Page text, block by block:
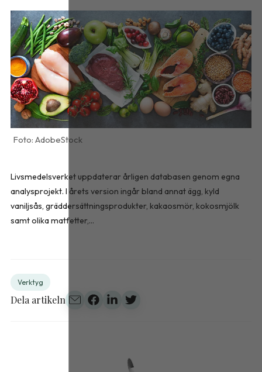
AdobeStock
Livsmedelsverket uppdaterar årligen databasen genom egna
analysprojekt. I årets version ingår bland annat ägg, kyld
vaniljsås, gräddersättningsprodukter, kakaosmör, kokosmjölk
samt olika matfetter,...
Verktyg
Dela artikeln